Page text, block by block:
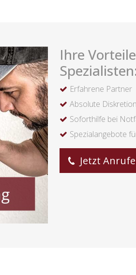
Ihre
Erfahrene Partner
Absolute Diskretion
Soforthilfe bei
Spezialangebote
Jetzt